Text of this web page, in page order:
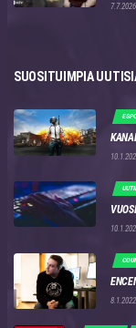
7.7.2026
SUOSITUIMPIA
8.1.2022